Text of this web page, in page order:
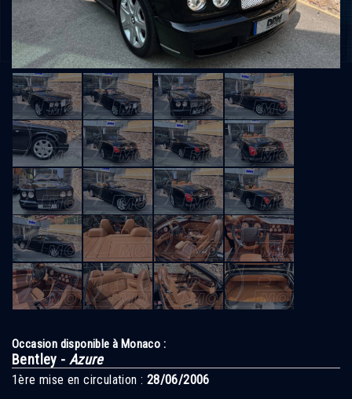
Occasion disponible à Monaco :
Bentley - Azure
1ère mise en circulation : 28/06/2006